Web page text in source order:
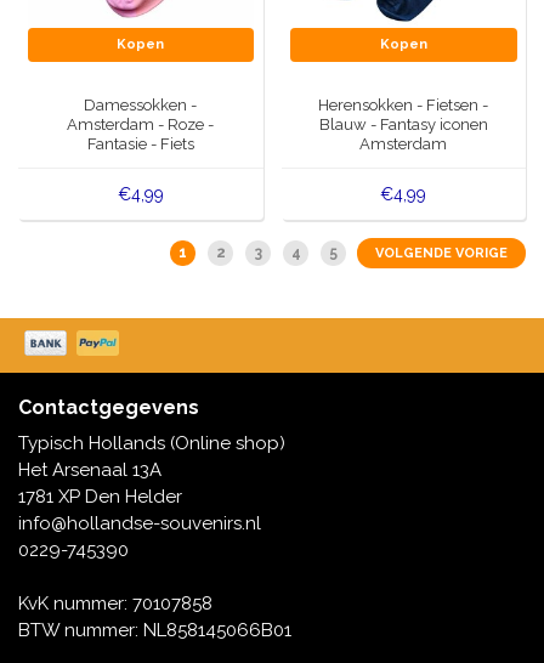
Kopen
Damessokken -
Amsterdam - Roze -
Fantasie - Fiets
€4,99
Kopen
Herensokken - Fietsen -
Blauw - Fantasy iconen
Amsterdam
€4,99
1 2 3 4 5 VOLGENDE VORIGE
Contactgegevens
Typisch Hollands (Online shop)
Het Arsenaal 13A
1781 XP Den Helder
info@hollandse-souvenirs.nl
0229-745390
KvK nummer: 70107858
BTW nummer: NL858145066B01